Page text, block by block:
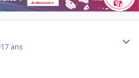
17 ans